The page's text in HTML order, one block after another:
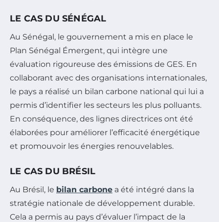
LE CAS DU SÉNÉGAL
Au Sénégal, le gouvernement a mis en place le
Plan Sénégal Émergent, qui intègre une
évaluation rigoureuse des émissions de GES. En
collaborant avec des organisations internationales,
le pays a réalisé un bilan carbone national qui lui a
permis d’identifier les secteurs les plus polluants.
En conséquence, des lignes directrices ont été
élaborées pour améliorer l’efficacité énergétique
et promouvoir les énergies renouvelables.
LE CAS DU BRÉSIL
Au Brésil, le bilan carbone a été intégré dans la
stratégie nationale de développement durable.
Cela a permis au pays d’évaluer l’impact de la